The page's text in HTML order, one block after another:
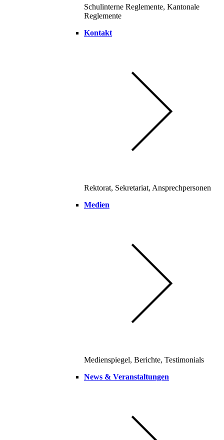
Schulinterne Reglemente, Kantonale
Reglemente
Kontakt
Rektorat, Sekretariat, Ansprechpersonen
Medien
Medienspiegel, Berichte, Testimonials
News & Veranstaltungen